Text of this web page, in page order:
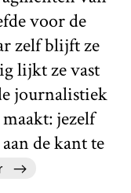
voor de
zelf blijft ze
lijkt ze vast
journalistiek
jezelf
de kant te